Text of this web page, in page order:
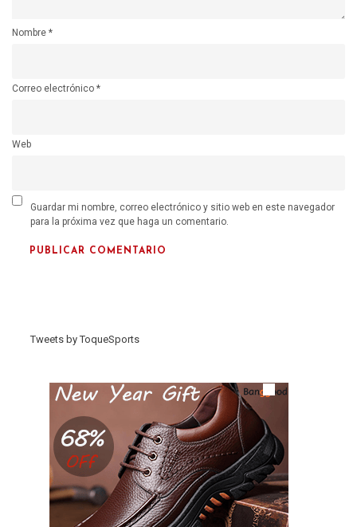
Nombre *
Correo electrónico *
Web
Guardar mi nombre, correo electrónico y sitio web en este navegador
para la próxima vez que haga un comentario.
Tweets by ToqueSports